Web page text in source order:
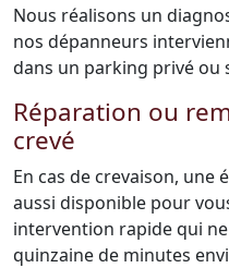
Nous réalisons un
nos dépanneurs
dans un parking privé ou
Réparation ou
crevé
En cas de crevaison, une
aussi disponible pour
intervention rapide qui
quinzaine de minutes